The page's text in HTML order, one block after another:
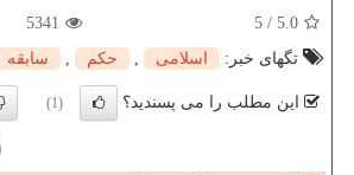
5.0
/
5
5341
تگهای خبر:
اسلامی حكم سابقه
این مطلب را می پسندید؟ (1)